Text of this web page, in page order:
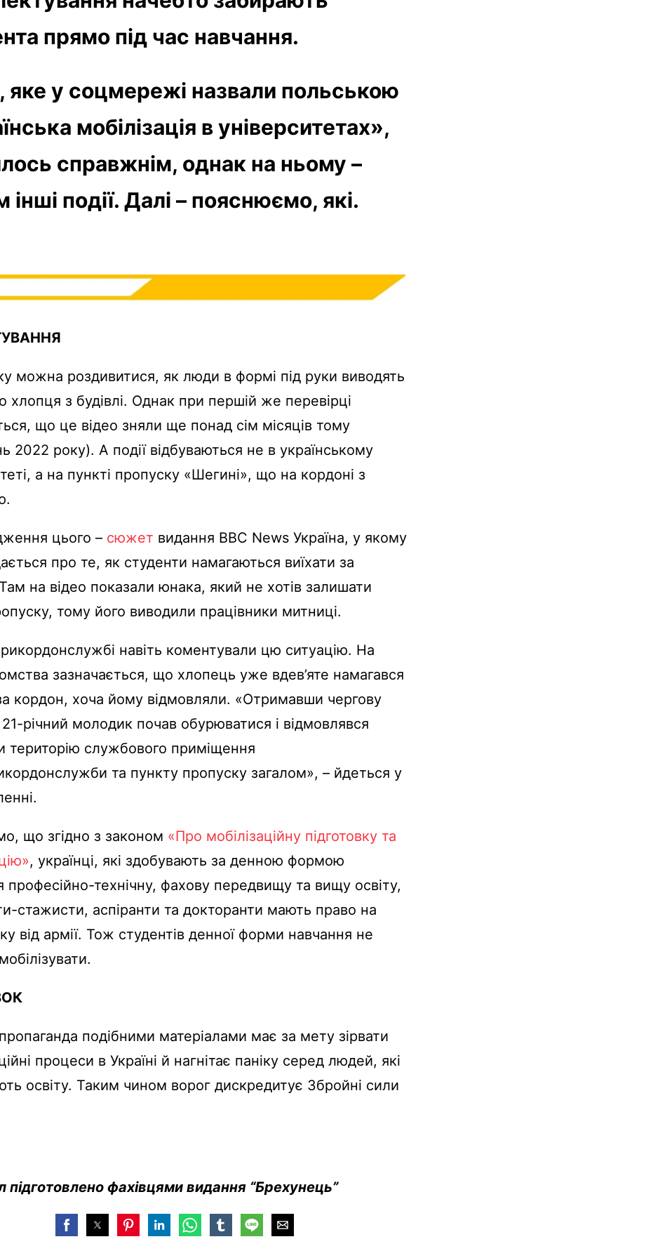
прямо під час навчання.
, яке у соцмережі назвали польською
мобілізація в університетах»,
справжнім, однак на ньому –
інші події. Далі – пояснюємо, які.
можна роздивитися, як люди в формі під руки виводять
хлопця з будівлі. Однак при першій же перевірці
що це відео зняли ще понад сім місяців тому
2022 року). А події відбуваються не в українському
а на пункті пропуску «Шегині», що на кордоні з
цього – сюжет видання BBC News Україна, у якому
про те, як студенти намагаються виїхати за
на відео показали юнака, який не хотів залишати
тому його виводили працівники митниці.
навіть коментували цю ситуацію. На
зазначається, що хлопець уже вдев’яте намагався
кордон, хоча йому відмовляли. «Отримавши чергову
21-річний молодик почав обурюватися і відмовлявся
територію службового приміщення
та пункту пропуску загалом», – йдеться у
що згідно з законом «Про мобілізаційну підготовку та
, українці, які здобувають за денною формою
професійно-технічну, фахову передвищу та вищу освіту,
стажисти, аспіранти та докторанти мають право на
від армії. Тож студентів денної форми навчання не
подібними матеріалами має за мету зірвати
процеси в Україні й нагнітає паніку серед людей, які
освіту. Таким чином ворог дискредитує Збройні сили
підготовлено фахівцями видання “Брехунець”